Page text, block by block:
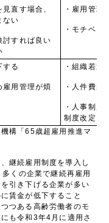
直す場合、
ない
討すれば良い
・雇用管理
・モチベー
する
雇用管理が煩
・組織若返
・人件費が
・人事制度
制度改定に
構「65歳超雇用推進マ
継続雇用制度を導入し
くの企業で継続再雇用
引き下げる企業が多い
賃金が低下すること
つある高齢労働者のモ
も令和3年4月に適用さ